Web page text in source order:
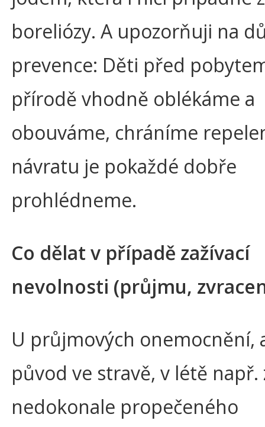
boreliózy. A upozorňuji na
prevence: Děti před
přírodě vhodně oblékáme a
obouváme, chráníme
návratu je pokaždé dobře
prohlédneme.
Co dělat v případě zažívací
nevolnosti (průjmu,
U průjmových onemocnění,
původ ve stravě, v létě např.
nedokonale propečeného